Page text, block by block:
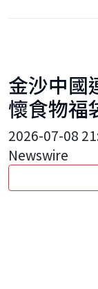
金沙中國
懷食物福
2026-07-08
Newswire